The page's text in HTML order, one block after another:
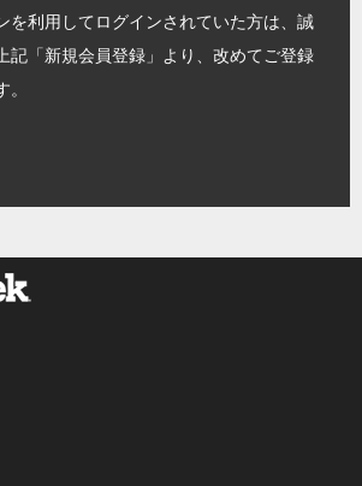
を利用してログインされていた方は、誠
記「新規会員登録」より、改めてご登録